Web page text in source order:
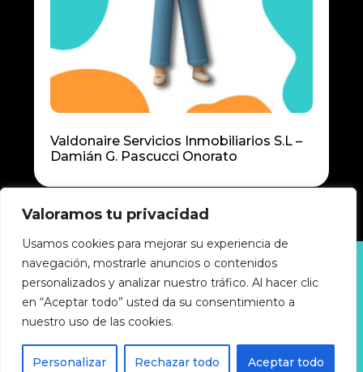
Valoramos tu privacidad
Usamos cookies para mejorar su experiencia de
navegación, mostrarle anuncios o contenidos
personalizados y analizar nuestro tráfico. Al hacer clic
en “Aceptar todo” usted da su consentimiento a
nuestro uso de las cookies.
Personalizar Rechazar todo Aceptar todo
Valdonaire Servicios Inmobiliarios S.L –
Damián G. Pascucci Onorato
GUIA-INDUSTRIAL © 2025 Todos los derechos
reservados
Política de privacidad
Política de cookies
Accesibilidad
Aviso legal